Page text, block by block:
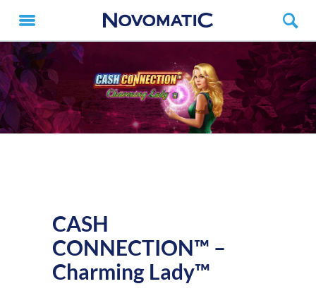
CASH
CONNECTION™ –
Charming Lady™